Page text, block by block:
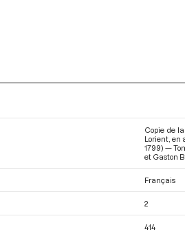
Copie de
Lorient, en
1799) —
et Gaston
Français
2
414